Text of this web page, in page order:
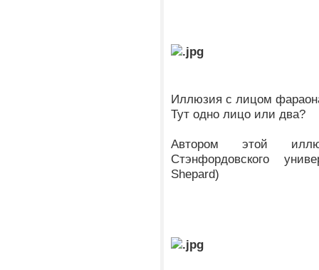
Иллюзия с лицом
Тут одно лицо или два?
Автором этой
Стэнфордовского
Shepard)